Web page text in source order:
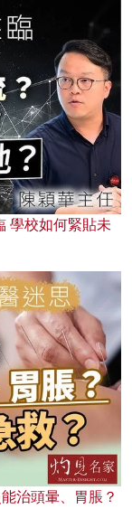
學校如何緊貼未
治頭暈、胃脹？